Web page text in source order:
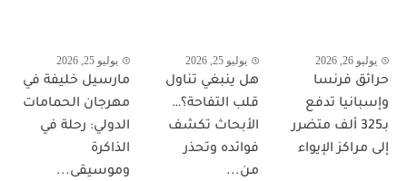
يوليو 26, 2026
حرائق فرنسا
وإسبانيا تدفع
بـ325 ألف متضرر
إلى مراكز الإيواء
يوليو 25, 2026
هل ينبغي تناول
قلب التفاحة؟…
الأبحاث تكشف
فوائده وتحذر
من...
يوليو 25, 2026
مارسيل خليفة في
مهرجان الحمامات
الدولي: رحلة في
الذاكرة
وموسيقى...